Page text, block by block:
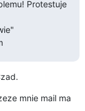
Protestuje
mnie mail ma